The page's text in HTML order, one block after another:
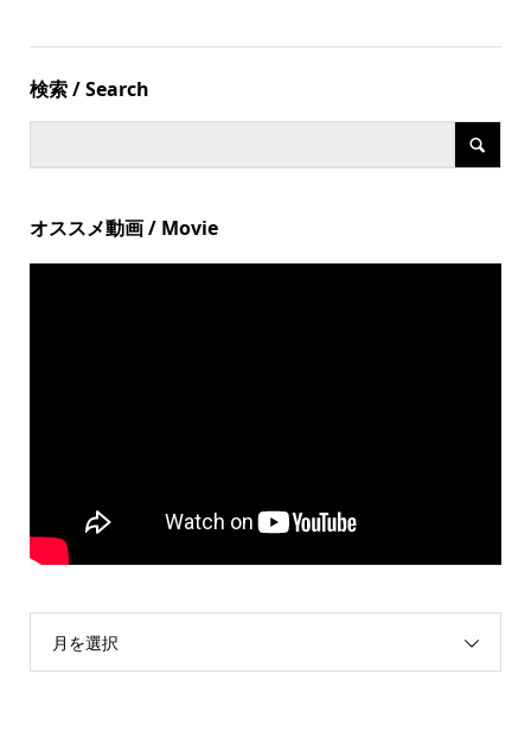
検索 / Search
オススメ動画 / Movie
月を選択